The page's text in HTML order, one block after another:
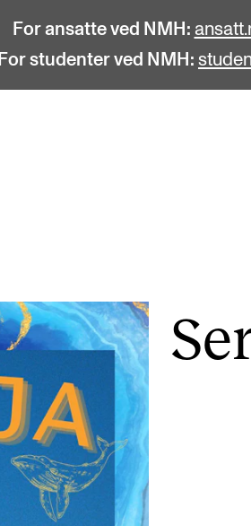
For ansatte ved NMH:
For studenter ved NMH:
Fagmiljøer
Salane våre
Studentutvalet SUT